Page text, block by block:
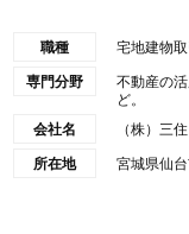
職種 宅地建物
専門分野
不動産の
ど。
会社名
（株）三住
所在地 宮城県仙